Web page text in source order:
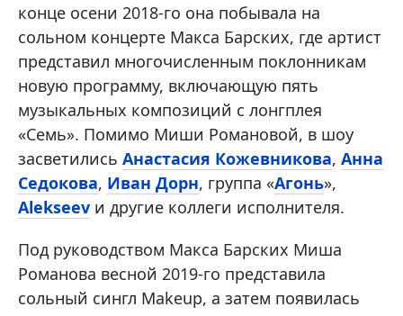
конце осени 2018-го она побывала на
сольном концерте Макса Барских, где артист
представил многочисленным поклонникам
новую программу, включающую пять
музыкальных композиций с лонгплея
«Семь». Помимо Миши Романовой, в шоу
засветились Анастасия Кожевникова, Анна
Седокова, Иван Дорн, группа «Агонь»,
Alekseev и другие коллеги исполнителя.
Под руководством Макса Барских Миша
Романова весной 2019-го представила
сольный сингл Makeup, а затем появилась